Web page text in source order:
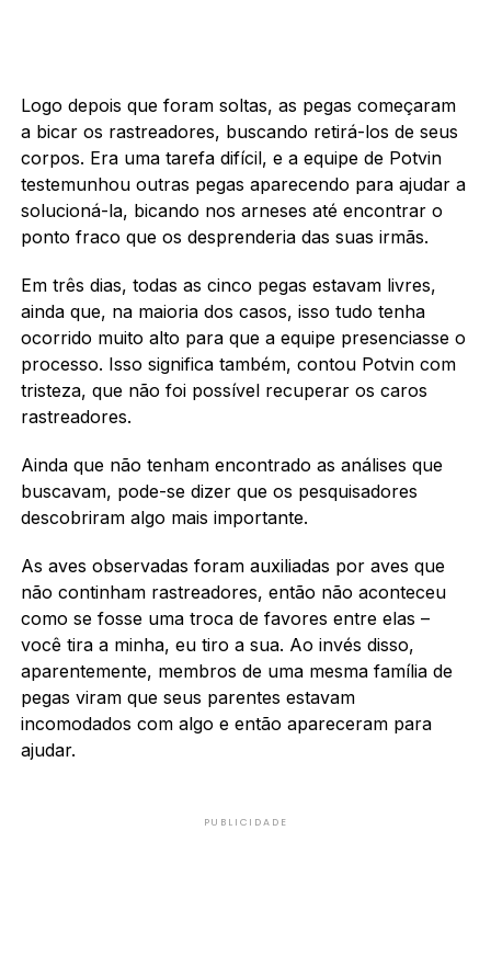
Logo depois que foram soltas, as pegas começaram
a bicar os rastreadores, buscando retirá-los de seus
corpos. Era uma tarefa difícil, e a equipe de Potvin
testemunhou outras pegas aparecendo para ajudar a
solucioná-la, bicando nos arneses até encontrar o
ponto fraco que os desprenderia das suas irmãs.
Em três dias, todas as cinco pegas estavam livres,
ainda que, na maioria dos casos, isso tudo tenha
ocorrido muito alto para que a equipe presenciasse o
processo. Isso significa também, contou Potvin com
tristeza, que não foi possível recuperar os caros
rastreadores.
Ainda que não tenham encontrado as análises que
buscavam, pode-se dizer que os pesquisadores
descobriram algo mais importante.
As aves observadas foram auxiliadas por aves que
não continham rastreadores, então não aconteceu
como se fosse uma troca de favores entre elas –
você tira a minha, eu tiro a sua. Ao invés disso,
aparentemente, membros de uma mesma família de
pegas viram que seus parentes estavam
incomodados com algo e então apareceram para
ajudar.
PUBLICIDADE